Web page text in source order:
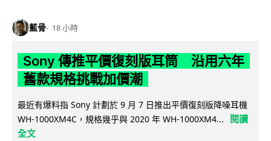
藍骨 18 小時
Sony 傳推平價復刻版耳筒 沿用六年
舊款規格挑戰加價潮
最近有爆料指 Sony 計劃於 9 月 7 日推出平價復刻版降噪耳機
WH-1000XM4C，規格幾乎與 2020 年 WH-1000XM4...
閱讀
全文